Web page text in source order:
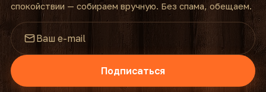
спокойствии — собираем вручную. Без спама, обещаем.
Подписаться